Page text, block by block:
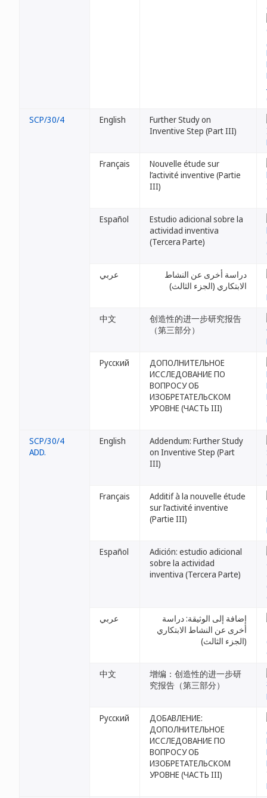
SCP/30/4 English
Further Study on
Inventive Step (Part III)
Français
Nouvelle étude sur
l’activité inventive (Partie
III)
Español
Estudio adicional sobre la
actividad inventiva
(Tercera Parte)
عربي
دراسة أخرى عن النشاط
الابتكاري (الجزء الثالث)
中文
创造性的进一步研究报告
（第三部分）
Русский
ДОПОЛНИТЕЛЬНОЕ
ИССЛЕДОВАНИЕ ПО
ВОПРОСУ ОБ
ИЗОБРЕТАТЕЛЬСКОМ
УРОВНЕ (ЧАСТЬ III)
SCP/30/4
ADD.
English
Addendum: Further Study
on Inventive Step (Part
III)
Français
Additif à la nouvelle étude
sur l’activité inventive
(Partie III)
Español
Adición: estudio adicional
sobre la actividad
inventiva (Tercera Parte)
عربي
إضافة إلى الوثيقة: دراسة
أخرى عن النشاط الابتكاري
(الجزء الثالث)
中文
增编：创造性的进一步研
究报告（第三部分）
Русский
ДОБАВЛЕНИЕ:
ДОПОЛНИТЕЛЬНОЕ
ИССЛЕДОВАНИЕ ПО
ВОПРОСУ ОБ
ИЗОБРЕТАТЕЛЬСКОМ
УРОВНЕ (ЧАСТЬ III)